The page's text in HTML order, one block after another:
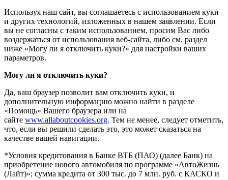
Используя наш сайт, вы соглашаетесь с использованием куки
и других технологий, изложенных в нашем заявлении. Если
вы не согласны с таким использованием, просим Вас либо
воздержаться от использования веб-сайта, либо см. раздел
ниже «Могу ли я отключить куки?» для настройки ваших
параметров.
Могу ли я отключить куки?
Да, ваш браузер позволит вам отключить куки, и
дополнительную информацию можно найти в разделе
«Помощь» Вашего браузера или на
сайте www.allaboutcookies.org. Тем не менее, следует отметить,
что, если вы решили сделать это, это может сказаться на
качестве вашей навигации.
*Условия кредитования в Банке ВТБ (ПАО) (далее Банк) на
приобретение нового автомобиля по программе «АвтоЖизнь
(Лайт)»; сумма кредита от 300 тыс. до 7 млн. руб. с КАСКО и